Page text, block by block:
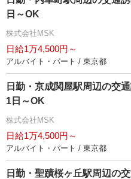
日～OK
株式会社MSK
日給1万4,500円～
アルバイト・パート / 東京都
日勤・京成関屋駅周辺の交
1日～OK
株式会社MSK
日給1万4,500円～
アルバイト・パート / 東京都
日勤・聖蹟桜ヶ丘駅周辺の